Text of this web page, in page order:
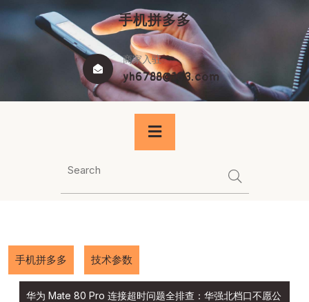
content
手机拼多多
商家入驻
yh6788@163.com
手机拼多多 技术参数
华为 Mate 80 Pro 连接超时问题全排查：华强北档口不愿公